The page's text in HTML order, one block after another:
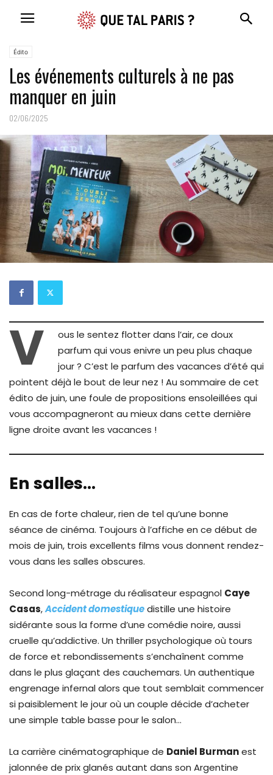
Édito
Les événements culturels à ne pas
manquer en juin
02/06/2025
V
ous le sentez flotter dans l’air, ce doux
parfum qui vous enivre un peu plus chaque
jour ? C’est le parfum des vacances d’été qui
pointent déjà le bout de leur nez ! Au sommaire de cet
édito de juin, une foule de propositions ensoleillées qui
vous accompagneront au mieux dans cette dernière
ligne droite avant les vacances !
En salles…
En cas de forte chaleur, rien de tel qu’une bonne
séance de cinéma. Toujours à l’affiche en ce début de
mois de juin, trois excellents films vous donnent rendez-
vous dans les salles obscures.
Second long-métrage du réalisateur espagnol Caye
Casas,Accident domestiquedistille une histoire
sidérante sous la forme d’une comédie noire, aussi
cruelle qu’addictive. Un thriller psychologique où tours
de force et rebondissements s’enchaînent comme
dans le plus glaçant des cauchemars. Un authentique
engrenage infernal alors que tout semblait commencer
si paisiblement le jour où un couple décide d’acheter
une simple table basse pour le salon…
La carrière cinématographique de Daniel Burmanest
jalonnée de prix glanés autant dans son Argentine